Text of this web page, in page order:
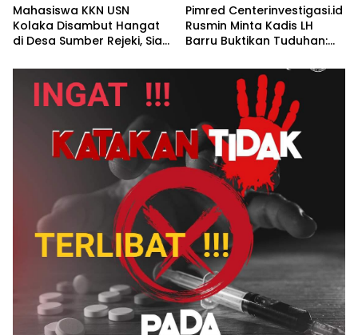
Mahasiswa KKN USN
Kolaka Disambut Hangat
di Desa Sumber Rejeki, Siap
Pemberdayaan
Masyarakat
Pimred Centerinvestigasi.id
Rusmin Minta Kadis LH
Barru Buktikan Tuduhan:
Harus Ditindak Tegas!”